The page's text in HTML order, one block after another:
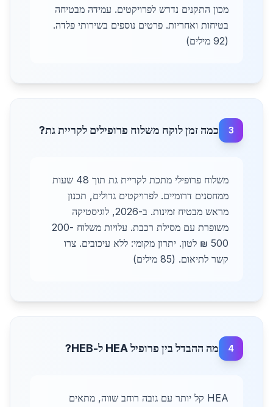
מכון התקנים נדרש לפרויקטים. עמידה מבטיחה
בטיחות ואחריות. פרטים נוספים בשירותי פלדה.
(92 מילים)
3 כמה זמן לוקח משלוח פרופילים לקריית גת?
משלוח פרופילי מתכת לקריית גת תוך 48 שעות
ממחסנים דרומיים. לפרויקטים גדולים, תכנון
מראש מבטיח זמינות. ב-2026, לוגיסטיקה
משופרת עם מסילת רכבת. עלויות משלוח 200-
500 ₪ לטון. יתרון מקומי: ללא עיכובים. צרו
קשר לתיאום. (85 מילים)
4 מה ההבדל בין פרופיל HEA ל-HEB?
HEA קל יותר עם גובה רוחב שווה, מתאים